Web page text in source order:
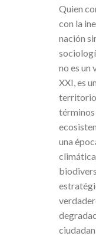
Quien
con la
nación
no es un
XXI, es
territorio
términos
una